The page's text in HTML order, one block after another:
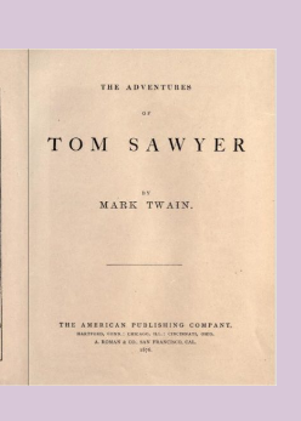
infância
acabou?